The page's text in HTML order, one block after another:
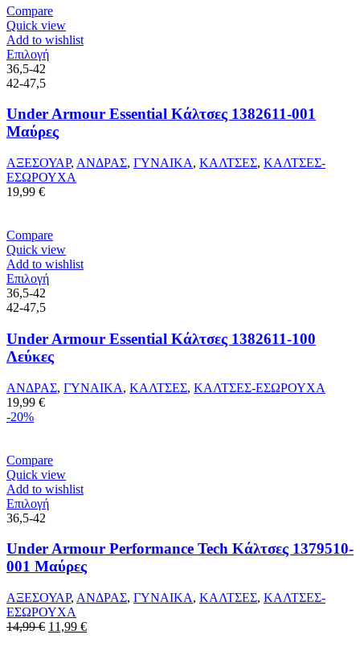
Compare
Quick view
Add to wishlist
ΕπιλογήΑυτό
πολλαπλές
Οι
μπορούν
να
του
προϊόντος
36,5-42
42-47,5
Under Armour Essential Κάλτσες 1382611-001
Μαύρες
ΑΞΕΣΟΥΑΡ, ΑΝΔΡΑΣ, ΓΥΝΑΙΚΑ, ΚΑΛΤΣΕΣ, ΚΑΛΤΣΕΣ-
ΕΣΩΡΟΥΧΑ
19,99 €
Compare
Quick view
Add to wishlist
ΕπιλογήΑυτό
πολλαπλές
παραλλαγές.
Οι
μπορούν
του
προϊόντος
36,5-42
42-47,5
Under Armour Essential Κάλτσες 1382611-100
Λεύκες
ΑΝΔΡΑΣ, ΓΥΝΑΙΚΑ, ΚΑΛΤΣΕΣ, ΚΑΛΤΣΕΣ-ΕΣΩΡΟΥΧΑ
19,99 €
-20%
Compare
Quick view
Add to wishlist
ΕπιλογήΑυτό
έχει
πολλαπλές
παραλλαγές.
επιλογές
μπορούν
να
36,5-42
Under Armour Performance Tech Κάλτσες 1379510-
001 Μαύρες
ΑΞΕΣΟΥΑΡ, ΑΝΔΡΑΣ, ΓΥΝΑΙΚΑ, ΚΑΛΤΣΕΣ, ΚΑΛΤΣΕΣ-
ΕΣΩΡΟΥΧΑ
14,99€ Original
11,99 €Η